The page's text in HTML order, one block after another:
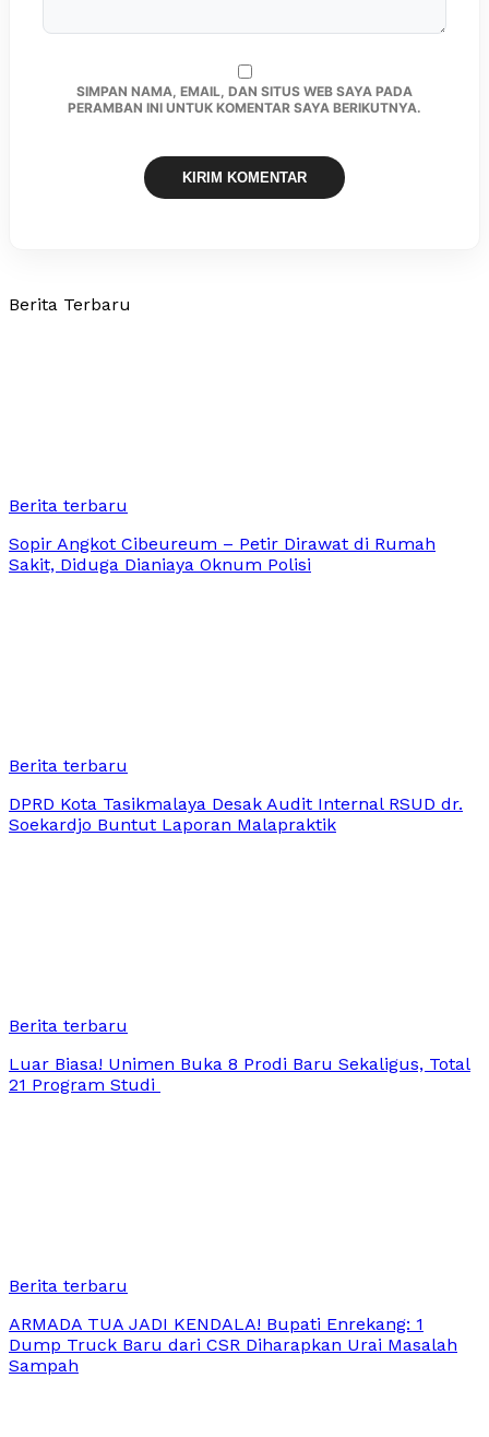
SIMPAN NAMA, EMAIL, DAN SITUS WEB SAYA PADA
PERAMBAN INI UNTUK KOMENTAR SAYA BERIKUTNYA.
Berita Terbaru
Berita terbaru
Sopir Angkot Cibeureum – Petir Dirawat di Rumah
Sakit, Diduga Dianiaya Oknum Polisi
Berita terbaru
DPRD Kota Tasikmalaya Desak Audit Internal RSUD dr.
Soekardjo Buntut Laporan Malapraktik
Berita terbaru
Luar Biasa! Unimen Buka 8 Prodi Baru Sekaligus, Total
21 Program Studi
Berita terbaru
ARMADA TUA JADI KENDALA! Bupati Enrekang: 1
Dump Truck Baru dari CSR Diharapkan Urai Masalah
Sampah